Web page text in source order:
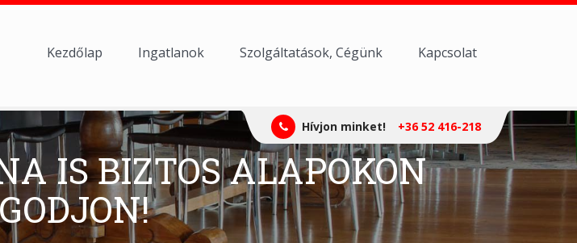
Kezdőlap Ingatlanok Szolgáltatások, Cégünk Kapcsolat
Hívjon minket! +36 52 416-218
IS BIZTOS ALAPOKON